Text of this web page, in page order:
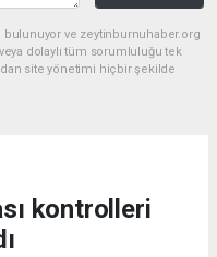
bulunuyor ve zeytinburnuhaber.org
dolaylı tüm sorumluluğu tek
site yönetimi hiçbir şekilde
kontrolleri